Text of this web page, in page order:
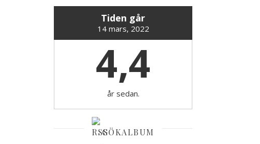
Tiden går
14 mars, 2022
4,4
år sedan.
GÖKALBUM